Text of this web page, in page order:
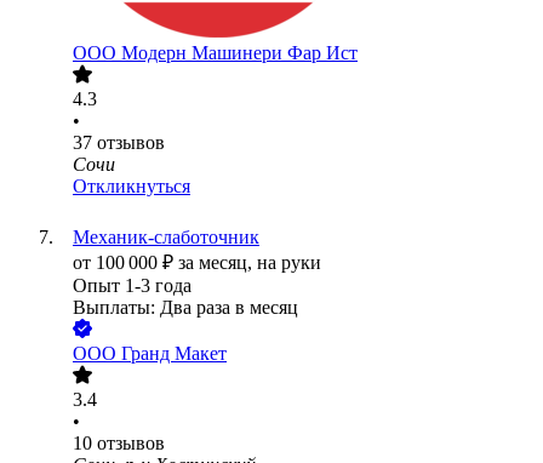
ООО Модерн Машинери Фар Ист
4.3
•
37 отзывов
Сочи
Откликнуться
Механик-слаботочник
от 100 000 ₽ за месяц, на руки
Опыт 1-3 года
Выплаты: Два раза в месяц
ООО Гранд Макет
3.4
•
10 отзывов